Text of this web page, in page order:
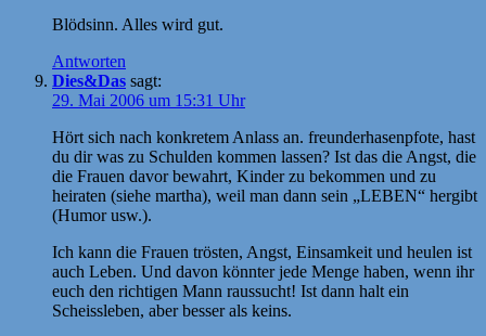
Blödsinn. Alles wird gut.
Antworten
Dies&Das sagt:
29. Mai 2006 um 15:31 Uhr
Hört sich nach konkretem Anlass an. freunderhasenpfote, hast
du dir was zu Schulden kommen lassen? Ist das die Angst, die
die Frauen davor bewahrt, Kinder zu bekommen und zu
heiraten (siehe martha), weil man dann sein „LEBEN“ hergibt
(Humor usw.).
Ich kann die Frauen trösten, Angst, Einsamkeit und heulen ist
auch Leben. Und davon könnter jede Menge haben, wenn ihr
euch den richtigen Mann raussucht! Ist dann halt ein
Scheissleben, aber besser als keins.